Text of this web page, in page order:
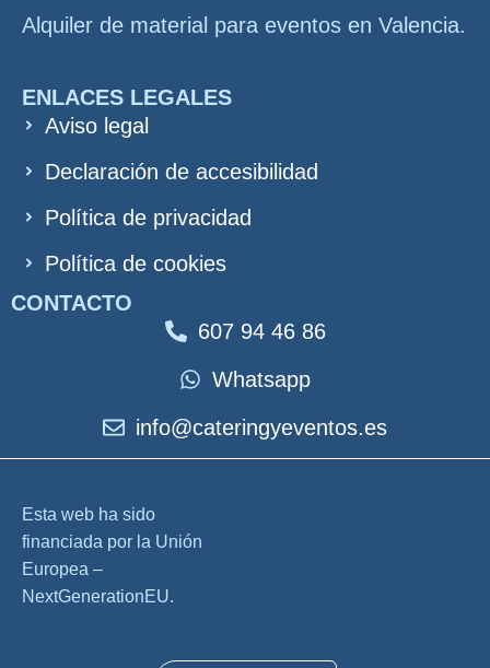
Alquiler de material para eventos en Valencia.
ENLACES LEGALES
Aviso legal
Declaración de accesibilidad
Política de privacidad
Política de cookies
CONTACTO
607 94 46 86
Whatsapp
info@cateringyeventos.es
Esta web ha sido
financiada por la Unión
Europea –
NextGenerationEU.